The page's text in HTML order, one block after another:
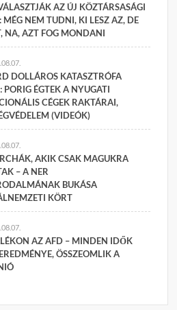
AZ ÚJ KÖZTÁRSASÁGI
MÉG NEM TUDNI, KI LESZ AZ, DE
NA, AZT FOG MONDANI
DOLLÁROS KATASZTRÓFA
PORIG ÉGTEK A NYUGATI
CÉGEK RAKTÁRAI,
(VIDEÓK)
AKIK CSAK MAGUKRA
– A NER
BUKÁSA
KÖRT
AZ AFD – MINDEN IDŐK
ÖSSZEOMLIK A